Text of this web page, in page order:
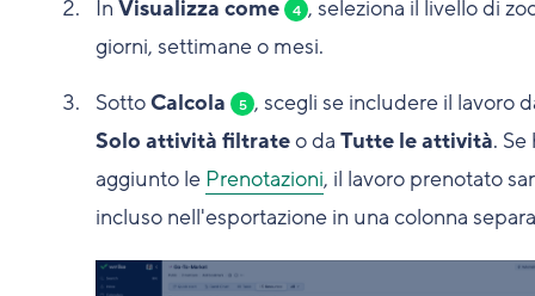
In Visualizza come 4 , seleziona il livello di
giorni, settimane o mesi.
SottoCalcola 5 , scegli se includere il lavoro
Solo attività filtrateo da Tutte le attività. Se
aggiunto le Prenotazioni, il lavoro prenotato
incluso nell'esportazione in una colonna